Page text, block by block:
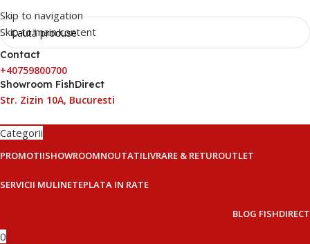
Skip to navigation
Skip to main content
Contact
+40759800700
Showroom FishDirect
Str. Zizin 10A, Bucuresti
Categorii
PROMOTIISHOWROOMNOUTATILIVRARE & RETUROUTLET
SERVICII MULINETEPLATA IN RATE
BLOG FISHDIRECT
0